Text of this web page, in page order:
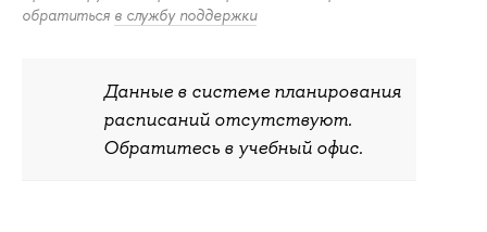
обратиться в службу поддержки
Данные в системе планирования
расписаний отсутствуют.
Обратитесь в учебный офис.